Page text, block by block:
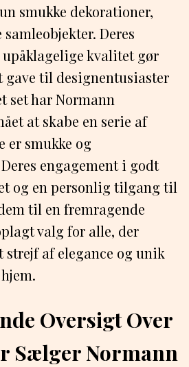
smukke dekorationer,
Deres
kvalitet gør
gave til designentusiaster
set har Normann
at skabe en serie af
er smukke og
engagement i godt
og en personlig tilgang til
til en fremragende
valg for alle, der
strejf af elegance og unik
Oversigt Over
Sælger Normann